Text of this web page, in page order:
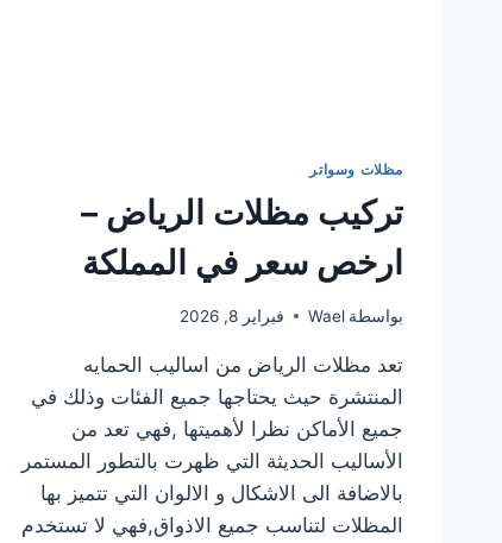
مظلات وسواتر
تركيب مظلات الرياض –
ارخص سعر في المملكة
بواسطة Wael فبراير 8, 2026
تعد مظلات الرياض من اساليب الحمايه
المنتشرة حيث يحتاجها جميع الفئات وذلك في
جميع الأماكن نظرا لأهميتها ,فهي تعد من
الأساليب الحديثة التي ظهرت بالتطور المستمر
بالاضافة الى الاشكال و الالوان التي تتميز بها
المظلات لتناسب جميع الاذواق,فهي لا تستخدم